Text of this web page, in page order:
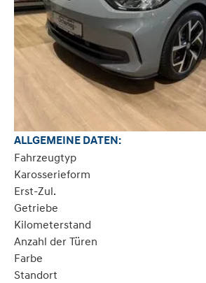
ALLGEMEINE DATEN:
Fahrzeugtyp
Karosserieform
Erst-Zul.
Getriebe
Kilometerstand
Anzahl der Türen
Farbe
Standort